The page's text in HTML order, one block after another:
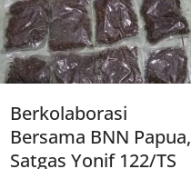
Berkolaborasi
Bersama BNN Papua,
Satgas Yonif 122/TS